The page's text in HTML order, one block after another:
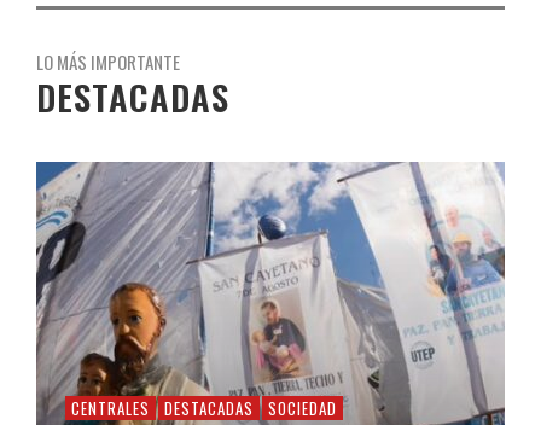
LO MÁS IMPORTANTE
DESTACADAS
CENTRALES DESTACADAS SOCIEDAD